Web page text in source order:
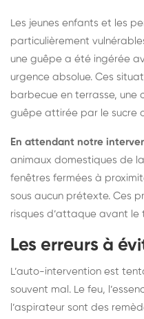
Les jeunes enfants et les
particulièrement
une guêpe a été ingérée
urgence absolue. Ces
barbecue en terrasse, une
guêpe attirée par le sucre
En attendant notre
animaux domestiques de
fenêtres fermées à
sous aucun prétexte. Ces
risques d’attaque avant le
Les erreurs à
L’auto-intervention est
souvent mal. Le feu,
l’aspirateur sont des